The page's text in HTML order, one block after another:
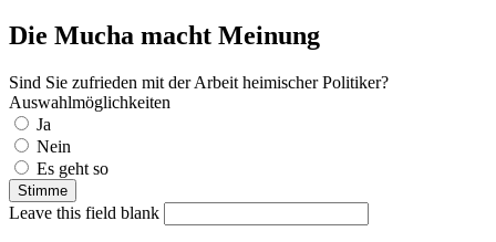
Die Mucha macht Meinung
Sind Sie zufrieden mit der Arbeit heimischer Politiker?
Auswahlmöglichkeiten
Ja
Nein
Es geht so
Leave this field blank